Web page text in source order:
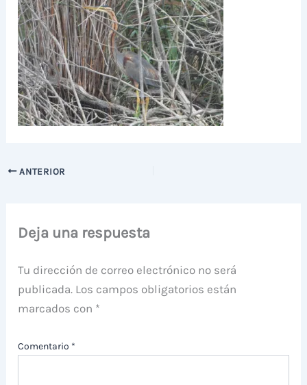
ANTERIOR
Deja una respuesta
Tu dirección de correo electrónico no será
publicada. Los campos obligatorios están
marcados con *
Comentario *